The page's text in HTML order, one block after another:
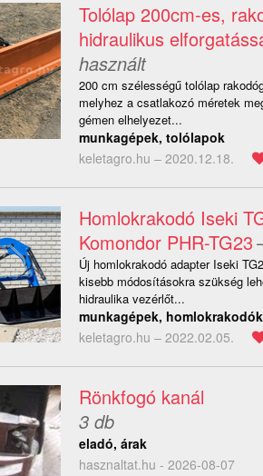
Tolólap 200cm-es,
hidraulikus
használt
200 cm szélességű tolólap
melyhez a csatlakozó méretek
gémen elhelyezet...
munkagépek, tolólapok
keletagro.hu – 2020.12.18.
Homlokrakodó Iseki
Komondor PHR-TG23
Új homlokrakodó adapter Iseki
kisebb módosításokra szükség
hidraulika vezérlőt...
munkagépek, homlokrakodók
keletagro.hu – 2022.02.05.
Rönkfogó kanál
3 db
eladó, árak
hasznaltat.hu - 2026-08-07